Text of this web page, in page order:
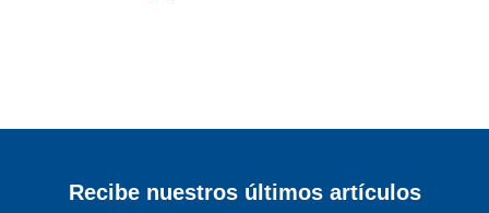
Recibe nuestros últimos artículos